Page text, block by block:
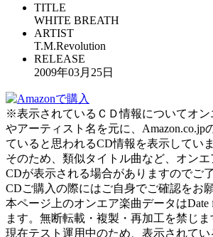
TITLE
WHITE BREATH
ARTIST
T.M.Revolution
RELEASE
2009年03月25日
※表示されているＣＤ情報についてオ
やアーティスト名を元に、Amazon.co.jp
ていると思われるCD情報を表示していま
そのため、類似タイトル曲など、オン
CDが表示される場合がありますのでご
CDご購入の際にはご自身でご確認をお
本ページ上のオンエア楽曲データはDate
ます。無断転載・複製・再加工を禁じま
現在テスト運用中のため、表示されて